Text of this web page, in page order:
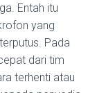
Entah itu
yang
Pada
dari tim
terhenti atau